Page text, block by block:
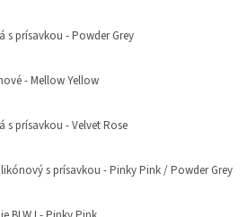
s prísavkou - Powder Grey
- Mellow Yellow
s prísavkou - Velvet Rose
s prísavkou - Pinky Pink / Powder Grey